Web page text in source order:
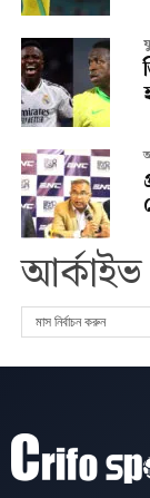
আর্কাইভ